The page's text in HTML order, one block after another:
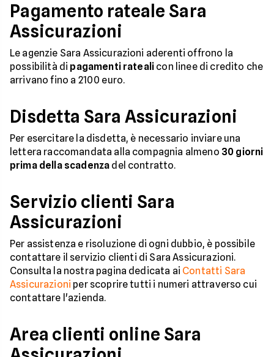
Pagamento rateale Sara
Assicurazioni
Le agenzie Sara Assicurazioni aderenti offrono la
possibilità di pagamenti rateali con linee di credito che
arrivano fino a 2100 euro.
Disdetta Sara Assicurazioni
Per esercitare la disdetta, è necessario inviare una
lettera raccomandata alla compagnia almeno 30 giorni
prima della scadenza del contratto.
Servizio clienti Sara
Assicurazioni
Per assistenza e risoluzione di ogni dubbio, è possibile
contattare il servizio clienti di Sara Assicurazioni.
Consulta la nostra pagina dedicata ai Contatti Sara
Assicurazioni per scoprire tutti i numeri attraverso cui
contattare l'azienda.
Area clienti online Sara